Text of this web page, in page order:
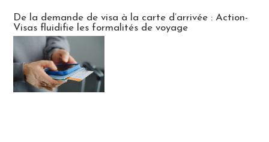
De la demande de visa à la carte d’arrivée : Action-
Visas fluidifie les formalités de voyage